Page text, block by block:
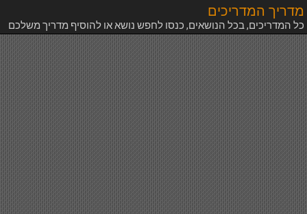
מדריך המדריכים
כל המדריכים, בכל הנושאים, כנסו לחפש נושא או להוסיף מדריך משלכם